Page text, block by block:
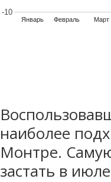
Январь Февраль Март
-10
наиболее
Монтре.
застать в